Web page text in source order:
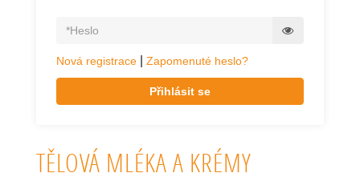
Nová registrace Zapomenuté heslo?
Přihlásit se
TĚLOVÁ MLÉKA A KRÉMY